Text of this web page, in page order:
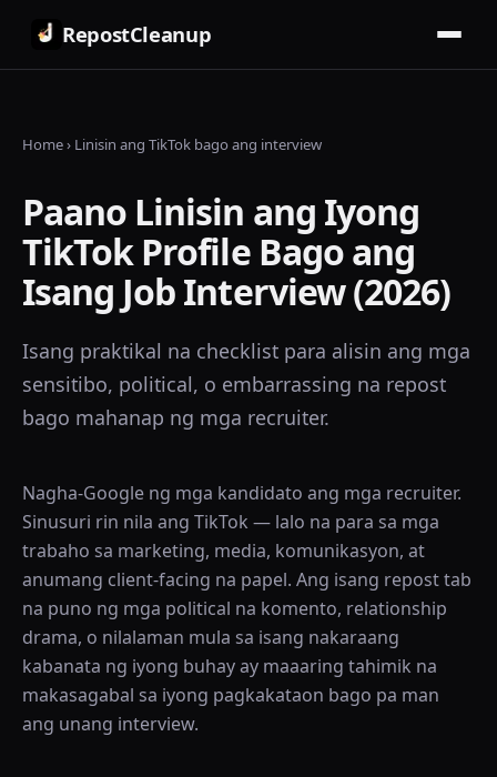
RepostCleanup
Home› Linisin ang TikTok bago ang interview
Paano Linisin ang Iyong
TikTok Profile Bago ang
Isang Job Interview (2026)
Isang praktikal na checklist para alisin ang mga
sensitibo, political, o embarrassing na repost
bago mahanap ng mga recruiter.
Nagha-Google ng mga kandidato ang mga recruiter.
Sinusuri rin nila ang TikTok — lalo na para sa mga
trabaho sa marketing, media, komunikasyon, at
anumang client-facing na papel. Ang isang repost tab
na puno ng mga political na komento, relationship
drama, o nilalaman mula sa isang nakaraang
kabanata ng iyong buhay ay maaaring tahimik na
makasagabal sa iyong pagkakataon bago pa man
ang unang interview.